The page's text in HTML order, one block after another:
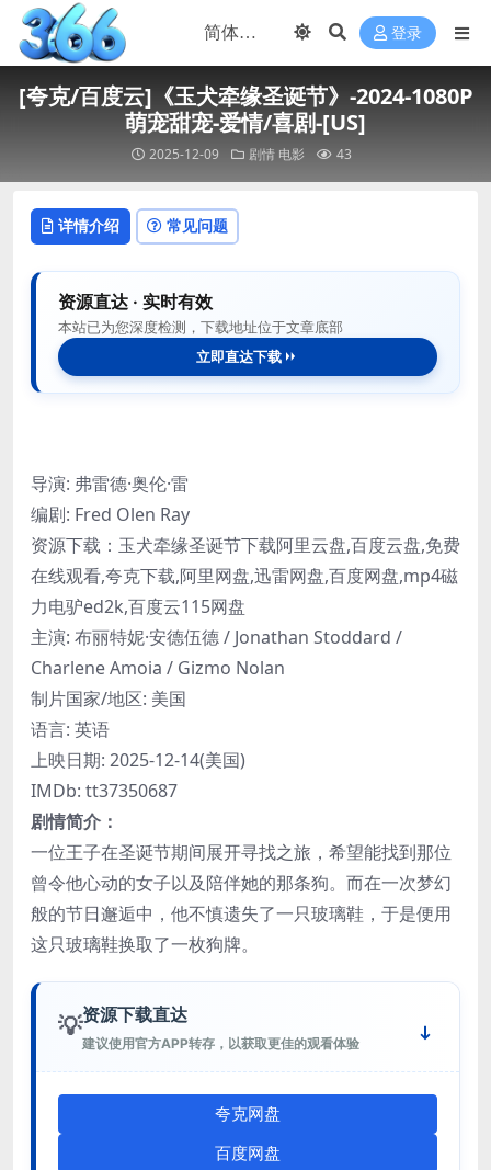
登录
[夸克/百度云]《玉犬牵缘圣诞节》-2024-1080P
萌宠甜宠-爱情/喜剧-[US]
2025-12-09 剧情 电影 43
详情介绍 常见问题
资源直达 · 实时有效
本站已为您深度检测，下载地址位于文章底部
立即直达下载
导演: 弗雷德·奥伦·雷
编剧: Fred Olen Ray
资源下载：玉犬牵缘圣诞节下载阿里云盘,百度云盘,免费
在线观看,夸克下载,阿里网盘,迅雷网盘,百度网盘,mp4磁
力电驴ed2k,百度云115网盘
主演: 布丽特妮·安德伍德 / Jonathan Stoddard /
Charlene Amoia / Gizmo Nolan
制片国家/地区: 美国
语言: 英语
上映日期: 2025-12-14(美国)
IMDb: tt37350687
剧情简介：
一位王子在圣诞节期间展开寻找之旅，希望能找到那位
曾令他心动的女子以及陪伴她的那条狗。而在一次梦幻
般的节日邂逅中，他不慎遗失了一只玻璃鞋，于是便用
这只玻璃鞋换取了一枚狗牌。
💡资源下载直达
建议使用官方APP转存，以获取更佳的观看体验
夸克网盘
百度网盘